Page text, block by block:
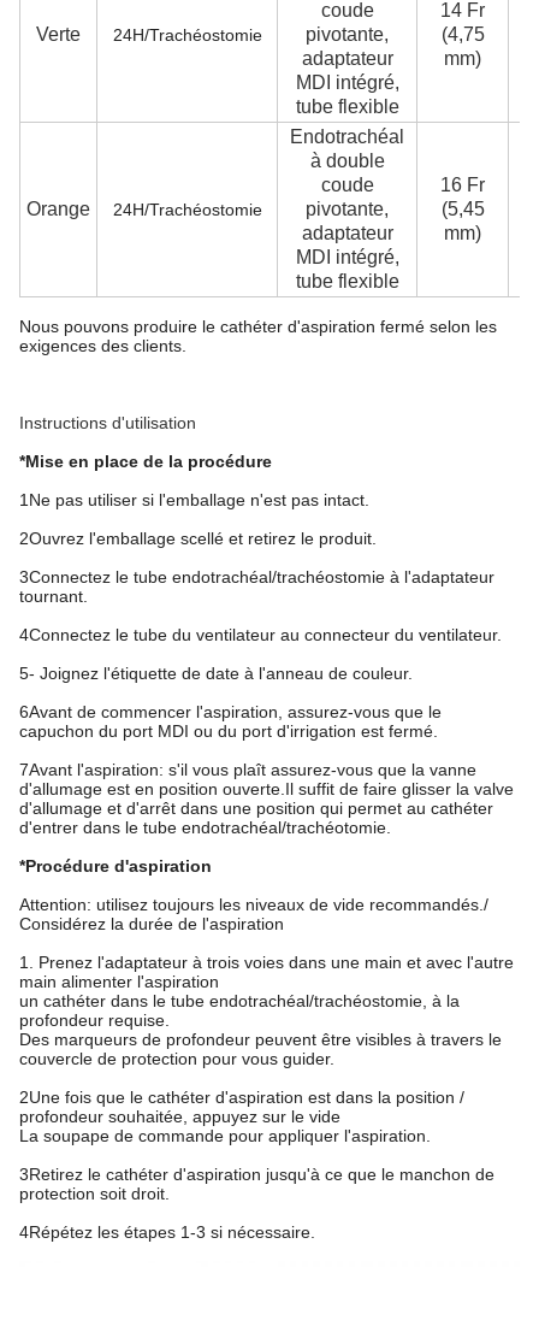
Verte 24H/Trachéostomie
coude
pivotante,
adaptateur
MDI intégré,
tube flexible
14 Fr
(4,75
mm)
Orange 24H/Trachéostomie
Endotrachéal
à double
coude
pivotante,
adaptateur
MDI intégré,
tube flexible
16 Fr
(5,45
mm)
Nous pouvons produire le cathéter d'aspiration fermé selon les
exigences des clients.
Instructions d'utilisation
*Mise en place de la procédure
1Ne pas utiliser si l'emballage n'est pas intact.
2Ouvrez l'emballage scellé et retirez le produit.
3Connectez le tube endotrachéal/trachéostomie à l'adaptateur
tournant.
4Connectez le tube du ventilateur au connecteur du ventilateur.
5- Joignez l'étiquette de date à l'anneau de couleur.
6Avant de commencer l'aspiration, assurez-vous que le
capuchon du port MDI ou du port d'irrigation est fermé.
7Avant l'aspiration: s'il vous plaît assurez-vous que la vanne
d'allumage est en position ouverte.Il suffit de faire glisser la valve
d'allumage et d'arrêt dans une position qui permet au cathéter
d'entrer dans le tube endotrachéal/trachéotomie.
*Procédure d'aspiration
Attention: utilisez toujours les niveaux de vide recommandés./
Considérez la durée de l'aspiration
1. Prenez l'adaptateur à trois voies dans une main et avec l'autre
main alimenter l'aspiration
un cathéter dans le tube endotrachéal/trachéostomie, à la
profondeur requise.
Des marqueurs de profondeur peuvent être visibles à travers le
couvercle de protection pour vous guider.
2Une fois que le cathéter d'aspiration est dans la position /
profondeur souhaitée, appuyez sur le vide
La soupape de commande pour appliquer l'aspiration.
3Retirez le cathéter d'aspiration jusqu'à ce que le manchon de
protection soit droit.
4Répétez les étapes 1-3 si nécessaire.